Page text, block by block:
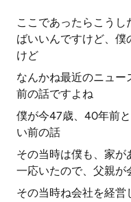
ここであったらこう
ばいいんですけど、僕
けど
なんかね最近のニュ
前の話ですよね
僕が今47歳、40年前
い前の話
その当時は僕も、家が
一応いたので、父親が
その当時ね会社を経営